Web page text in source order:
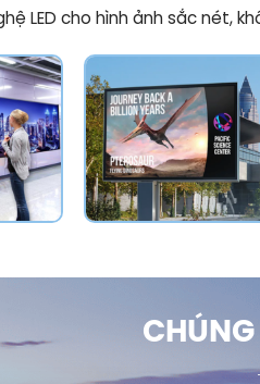
LED cho hình ảnh sắc nét,